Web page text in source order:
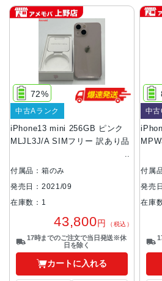
iPhone13 mini 256GB ピンク
MLJL3J/A SIMフリー 訳あり品
72%
中古Aランク
付属品：箱のみ
発売日：2021/09
在庫数：1
43,800円 （税込）
17時までのご注文で当日発送※休
日を除く
カートに入れる
中古
付属
発売
在庫